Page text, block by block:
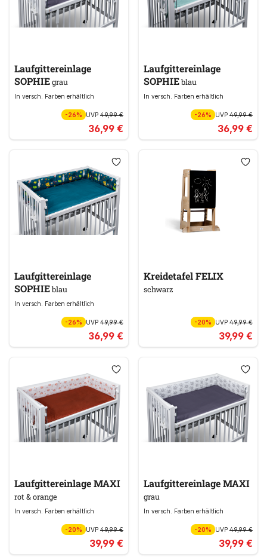
Laufgittereinlage
SOPHIEgrau
In versch. Farben erhältlich
-26% UVP 49,99 €
36,99 €
Laufgittereinlage
SOPHIEblau
In versch. Farben erhältlich
-26% UVP49,99 €
36,99 €
Laufgittereinlage
SOPHIEblau
In versch. Farben erhältlich
-26% UVP 49,99 €
36,99 €
Kreidetafel FELIX
schwarz
-20% UVP49,99 €
39,99 €
Laufgittereinlage MAXI
rot & orange
In versch. Farben erhältlich
-20% UVP 49,99 €
39,99 €
Laufgittereinlage MAXI
grau
In versch. Farben erhältlich
-20% UVP49,99 €
39,99 €